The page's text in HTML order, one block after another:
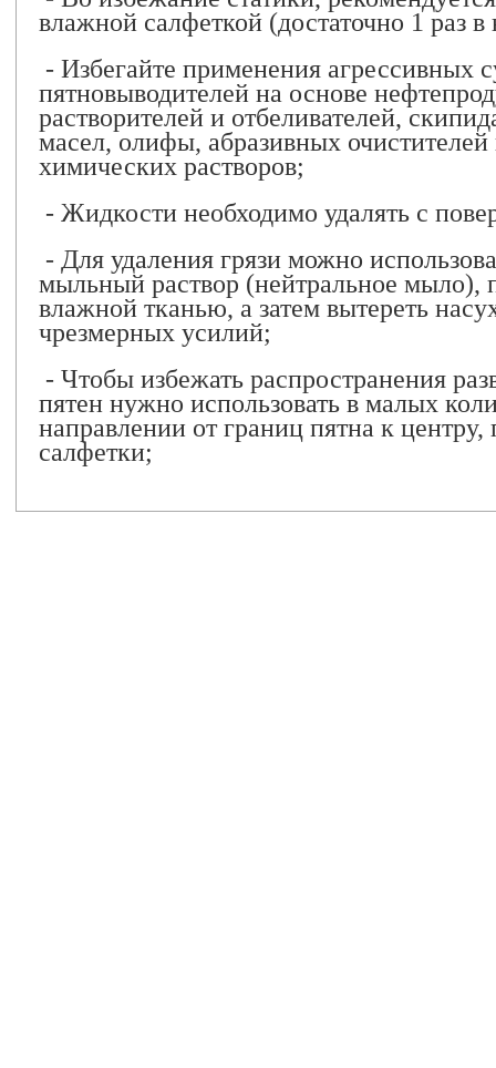
влажной салфеткой (достаточно 1 раз
- Избегайте применения агрессивных
пятновыводителей на основе
растворителей и отбеливателей,
масел, олифы, абразивных
химических растворов;
- Жидкости необходимо удалять с
- Для удаления грязи можно
мыльный раствор (нейтральное мыло),
влажной тканью, а затем вытереть
чрезмерных усилий;
- Чтобы избежать распространения
пятен нужно использовать в малых
направлении от границ пятна к центру,
салфетки;